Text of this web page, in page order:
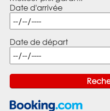
Date d'arrivée
Date de départ